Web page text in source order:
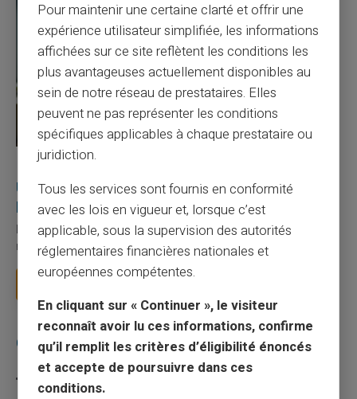
27/07/2026
Utilisation responsable du paiement mobile avec
la carte Veritas
Le paiement mobile s'est imposé dans les habitudes quotidiennes,
mais il appelle des réflexes pour é...
Catégories
Carte prépayée
Pour maintenir une certaine clarté et offrir une
expérience utilisateur simplifiée, les informations
affichées sur ce site reflètent les conditions les
plus avantageuses actuellement disponibles au
sein de notre réseau de prestataires. Elles
peuvent ne pas représenter les conditions
spécifiques applicables à chaque prestataire ou
juridiction.
Tous les services sont fournis en conformité
avec les lois en vigueur et, lorsque c’est
applicable, sous la supervision des autorités
réglementaires financières nationales et
européennes compétentes.
En cliquant sur « Continuer », le visiteur
reconnaît avoir lu ces informations, confirme
qu’il remplit les critères d’éligibilité énoncés
et accepte de poursuivre dans ces
conditions.